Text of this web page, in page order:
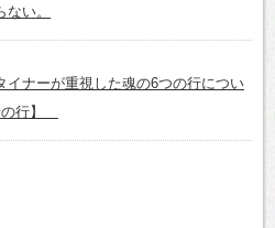
い。
イナーが重視した魂の6つの行につい
行】